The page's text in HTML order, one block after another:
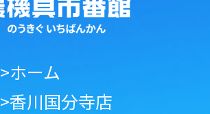
>ホーム
>香川国分寺店